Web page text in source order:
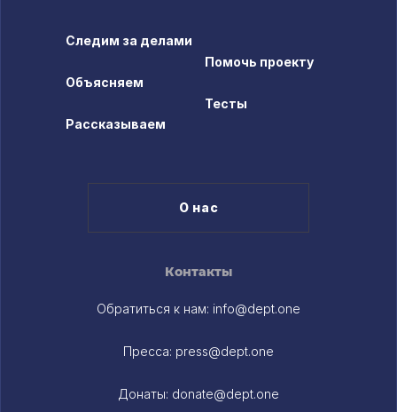
Контакты
Обратиться к нам: info@dept.one
Пресса: press@dept.one
Донаты: donate@dept.one
Следим за делами
Объясняем
Рассказываем
Помочь проекту
Тесты
О нас